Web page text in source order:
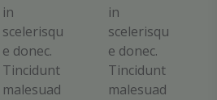
in
scelerisqu
e donec.
Tincidunt
malesuad
in
scelerisqu
e donec.
Tincidunt
malesuad